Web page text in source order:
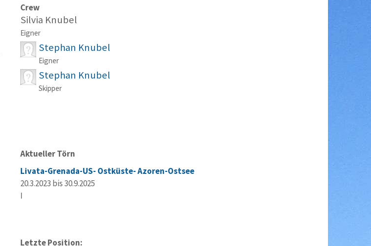
Crew
Silvia Knubel
Eigner
Stephan Knubel
Eigner
Stephan Knubel
Skipper
Aktueller Törn
Livata-Grenada-US- Ostküste- Azoren-Ostsee
20.3.2023 bis 30.9.2025
I
Letzte Position: